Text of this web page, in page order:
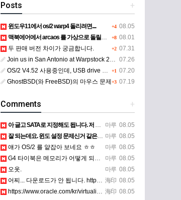
+
Posts
+4 08.05
윈도우11에서 os/2 warp4 돌리려면....
+8 08.01
맥북에어에서 arcaos 를 가상으로 돌릴려면 어떻게 해야 하는 지요?
+2 07.31
두 판매 버전 차이가 궁금합니다.
07.26
Join us in San Antonio at Warpstock 2026
+1 07.20
OS/2 V4.52 사용중인데, USB drive 사용 가능한지요?
+3 07.19
GhostBSD(와 FreeBSD)의 마우스 문제
+
Comments
마루 08.05
아 글고 SATA로 지정해도 됩니다. 저 글 진짜 이상하네요. 옛날꺼 퍼와서 그런거 같은데요.
마루 08.05
잘 되는데요. 윈도 설정 문제신거 같은데. 크롬 브라우저나 파폭으로 해 보세요
마루 08.05
얘가 OS/2 를 얕잡아 보네요 ㅎㅎ
마루 08.05
G4 타이북은 메모리가 어떻게 되나요?
마루 08.05
오옷.
海印 08.05
어찌... 다운로드가 안 됩니다. https://www.oracle.com/kr/virtualization/…
海印 08.05
https://www.oracle.com/kr/virtualization/technologies/vm/dow…